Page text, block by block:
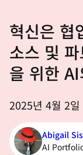
혁신은 협
소스 및
을 위한
2025년 4월 2일
Abigail
AI